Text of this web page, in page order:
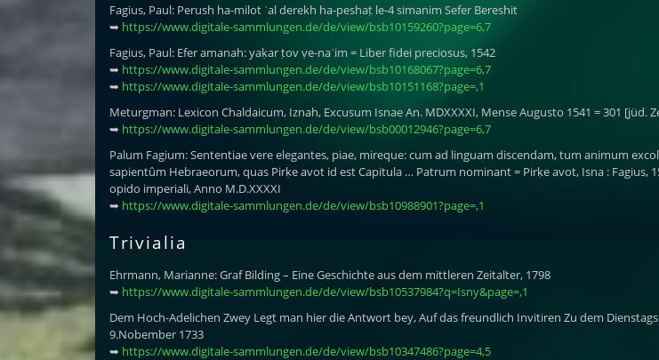
Fagius, Paul: Perush ha-milot ʿal derekh ha-peshaṭ le-4 simanim Sefer Bereshit
➥ https://www.digitale-sammlungen.de/de/view/bsb10159260?page=6,7
Fagius, Paul: Efer amanah: yaḳar ṭov ṿe-naʿim = Liber fidei preciosus, 1542
➥ https://www.digitale-sammlungen.de/de/view/bsb10168067?page=6,7
➥ https://www.digitale-sammlungen.de/de/view/bsb10151168?page=,1
Meturgman: Lexicon Chaldaicum, Iznah, Excusum Isnae An. MDXXXXI, Mense Augusto 1541 = 301 [jüd.
➥ https://www.digitale-sammlungen.de/de/view/bsb00012946?page=6,7
Palum Fagium: Sententiae vere elegantes, piae, mireque: cum ad linguam discendam, tum animum
sapientûm Hebraeorum, quas Pirḳe avot id est Capitula … Patrum nominant = Pirḳe avot, Isna : Fagius,
opido imperiali, Anno M.D.XXXXI
➥ https://www.digitale-sammlungen.de/de/view/bsb10988901?page=,1
Trivialia
Ehrmann, Marianne: Graf Bilding – Eine Geschichte aus dem mittleren Zeitalter, 1798
➥ https://www.digitale-sammlungen.de/de/view/bsb10537984?q=Isny&page=,1
Dem Hoch-Adelichen Zwey Legt man hier die Antwort bey, Auf das freundlich Invitiren Zu dem
9.Nobember 1733
➥ https://www.digitale-sammlungen.de/de/view/bsb10347486?page=4,5